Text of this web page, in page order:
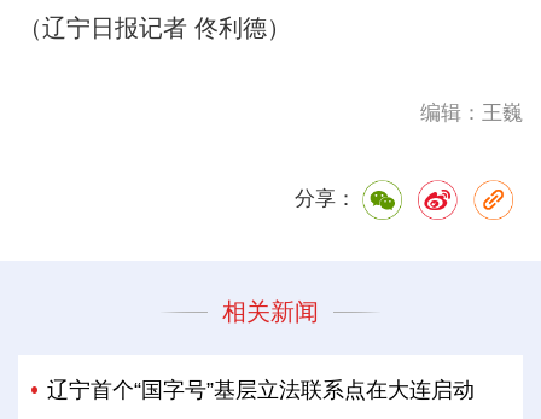
（辽宁日报记者 佟利德）
编辑：王巍
分享：
相关新闻
辽宁首个“国字号”基层立法联系点在大连启动